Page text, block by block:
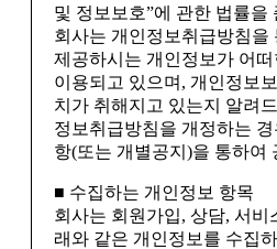
및 정보보호”에 관한 법률을
회사는 개인정보취급방침을
제공하시는 개인정보가 어
이용되고 있으며, 개인정보
치가 취해지고 있는지 알려
정보취급방침을 개정하는
항(또는 개별공지)을 통하여
■ 수집하는 개인정보 항목
회사는 회원가입, 상담, 서비
래와 같은 개인정보를 수집